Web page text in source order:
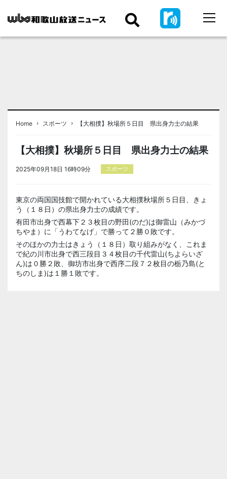
Home › スポーツ › 【大相撲】秋場所５日目 県出身力士の結果
【大相撲】秋場所５日目 県出身力士の結果
2025年09月18日 16時09分 スポーツ
東京の両国国技館で開かれている大相撲秋場所５日目、きょ
う（１８日）の県出身力士の成績です。
有田市出身で西幕下２３枚目の野田(のだ)は御雷山（みかづ
ちやま）に「うわてなげ」で勝って２勝０敗です。
そのほかの力士はきょう（１８日）取り組みがなく、これま
で紀の川市出身で西三段目３４枚目の千代雷山(ちよらいざ
ん)は０勝２敗、御坊市出身で西序二段７２枚目の栃乃島(と
ちのしま)は１勝１敗です。